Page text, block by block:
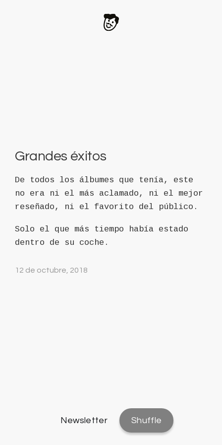
Grandes éxitos
De todos los álbumes que tenía, este
no era ni el más aclamado, ni el mejor
reseñado, ni el favorito del público.
Solo el que más tiempo había estado
dentro de su coche.
12 de octubre, 2018
Newsletter Shuffle